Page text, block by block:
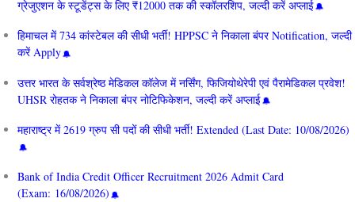
ग्रेजुएशन के स्टूडेंट्स के लिए ₹12000 तक की स्कॉलरशिप, जल्दी करें अप्लाई
हिमाचल में 734 कांस्टेबल की सीधी भर्ती! HPPSC ने निकाला बंपर Notification, जल्दी
करें Apply
उत्तर भारत के सर्वश्रेष्ठ मेडिकल कॉलेज में नर्सिंग, फिजियोथेरेपी एवं पैरामेडिकल प्रवेश!
UHSR रोहतक ने निकाला बंपर नोटिफिकेशन, जल्दी करें अप्लाई
महाराष्ट्र में 2619 ग्रुप सी पदों की सीधी भर्ती! Extended (Last Date: 10/08/2026)
Bank of India Credit Officer Recruitment 2026 Admit Card
(Exam: 16/08/2026)